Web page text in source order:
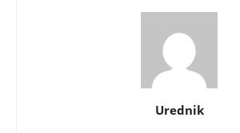
Urednik